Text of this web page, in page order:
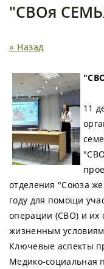
"СВОя
« Назад
11
отделения "Союза
году для помощи
операции (СВО) и их
жизненным
Ключевые аспекты
Медико-социальная